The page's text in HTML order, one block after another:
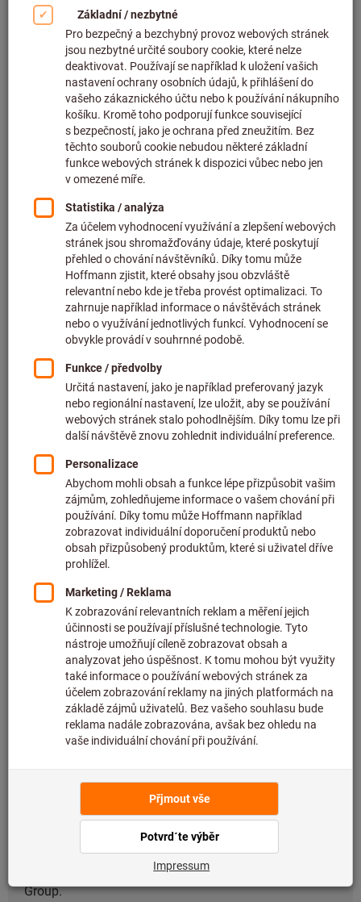
Pobočky a partneři
Hoffmann Group má pro vás otevřená zastoupení ve
více než 50 zemích. Díky tomu můžeme zákazníkům
po celém světě zaručit to nejlepší poradenství a
nejvyšší kvalitu dodávek.
Více informací naleznete zde
Kariéra
Hoffmann Group je nejen evropským lídrem v prodeji
kvalitních nástrojů, nýbrž i jedním z nejlepších
německých zaměstnavatelů. Připojte k našemu
úspěšnému týmu!
Více informací naleznete zde
Zde získáte všechny potřebné informace o Hoffmann
Group.